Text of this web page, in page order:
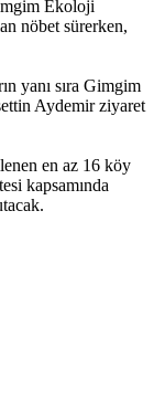
Ekoloji
nöbet sürerken,
yanı sıra Gimgim
Aydemir ziyaret
en az 16 köy
kapsamında